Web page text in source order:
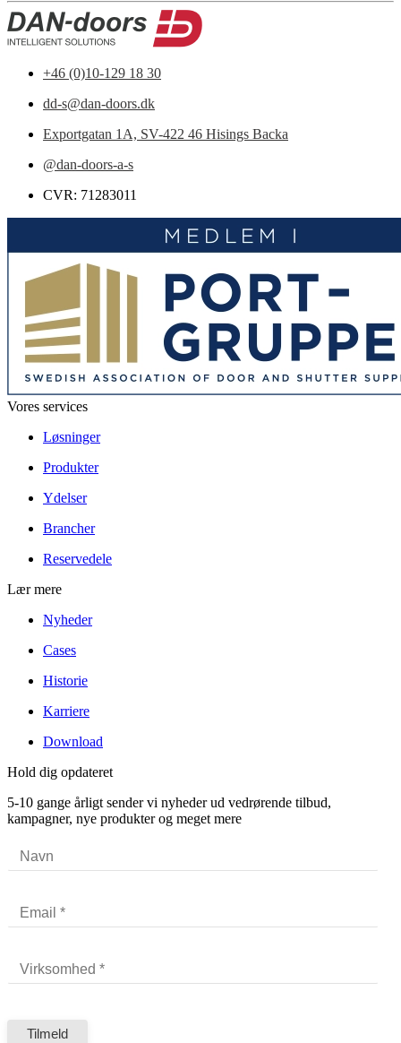
+46 (0)10-129 18 30
dd-s@dan-doors.dk
Exportgatan 1A, SV-422 46 Hisings Backa
@dan-doors-a-s
CVR: 71283011
Vores services
Løsninger
Produkter
Ydelser
Brancher
Reservedele
Lær mere
Nyheder
Cases
Historie
Karriere
Download
Hold dig opdateret
5-10 gange årligt sender vi nyheder ud vedrørende tilbud,
kampagner, nye produkter og meget mere